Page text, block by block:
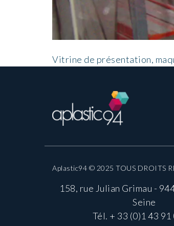
Vitrine de présentation,
Aplastic94 © 2025 TOUS DROITS
158, rue Julian Grimau -
Seine
Tél. + 33 (0)1 43 91